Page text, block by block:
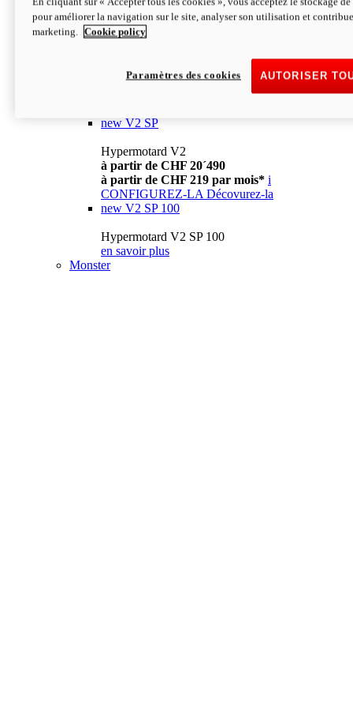
à partir de CHF 13´990 i
CONFIGUREZ-LA Décovurez-la
newV2
à partir de CHF 15´990
à partir de CHF 169 par mois* i
new V2 SP
Hypermotard V2
à partir de CHF 20´490
à partir de CHF 219 par mois* i
CONFIGUREZ-LA Décovurez-la
new V2 SP 100
Hypermotard V2 SP 100
en savoir plus
Monster
pour améliorer la navigation sur le site, analyser son utilisation et
marketing.
Cookie policy
AUTORISER
Paramètres des cookies